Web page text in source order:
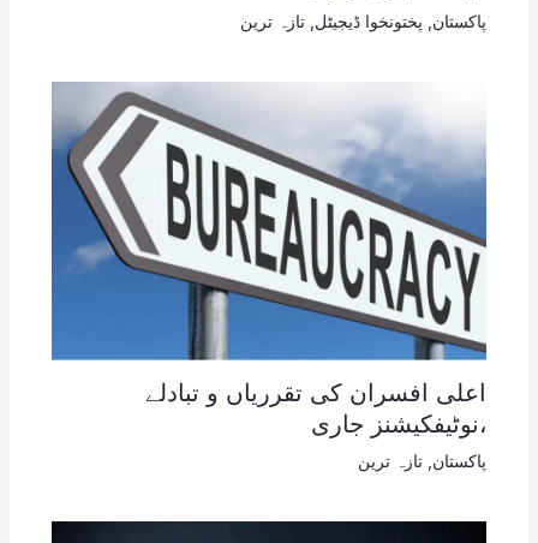
پاکستان پختونخوا ڈیجیٹل تازہ ترین
اعلی افسران کی تقرریاں و تبادلے
،نوٹیفکیشنز جاری
پاکستان تازہ ترین